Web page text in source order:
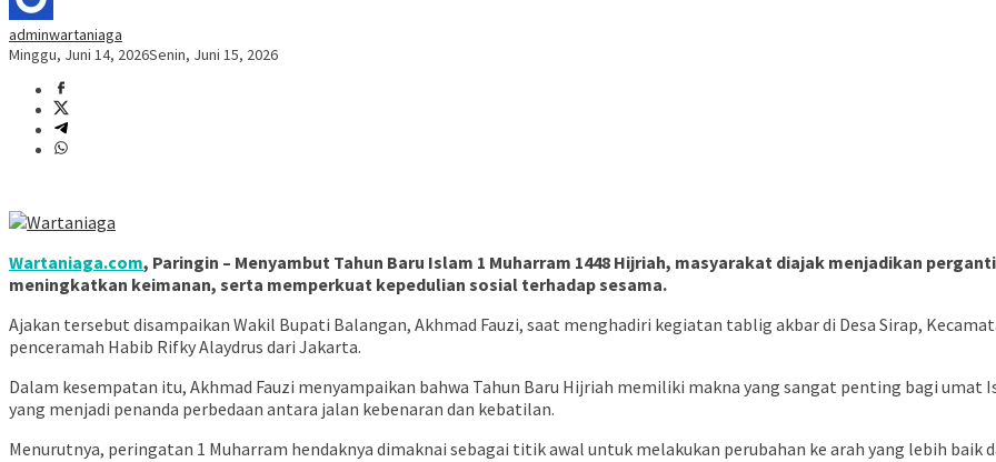
adminwartaniaga
Minggu, Juni 14, 2026Senin, Juni 15, 2026
Wartaniaga.com, Paringin – Menyambut Tahun Baru Islam 1 Muharram 1448 Hijriah, masyarakat diajak menjadikan
meningkatkan keimanan, serta memperkuat kepedulian sosial terhadap sesama.
Ajakan tersebut disampaikan Wakil Bupati Balangan, Akhmad Fauzi, saat menghadiri kegiatan tablig akbar di Desa Sirap,
penceramah Habib Rifky Alaydrus dari Jakarta.
Dalam kesempatan itu, Akhmad Fauzi menyampaikan bahwa Tahun Baru Hijriah memiliki makna yang sangat penting bagi umat
yang menjadi penanda perbedaan antara jalan kebenaran dan kebatilan.
Menurutnya, peringatan 1 Muharram hendaknya dimaknai sebagai titik awal untuk melakukan perubahan ke arah yang lebih baik